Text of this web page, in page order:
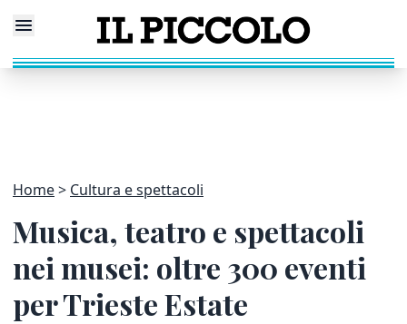
Home Cultura e spettacoli
Musica, teatro e spettacoli
nei musei: oltre 300 eventi
per Trieste Estate